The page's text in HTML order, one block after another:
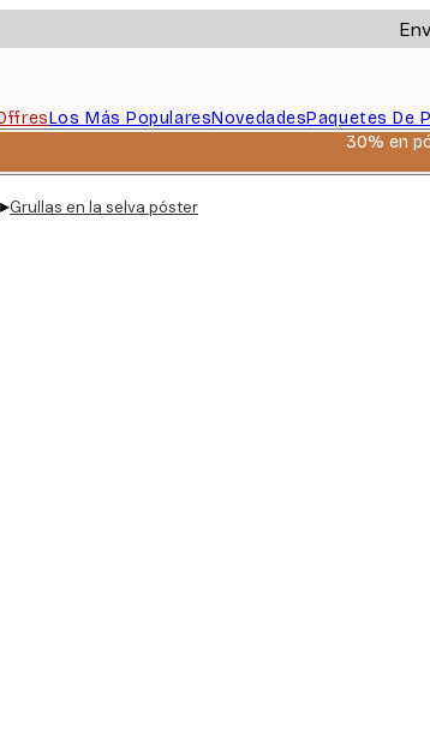
Los Más PopularesNovedadesPaquetes De
30% en
▸Grullas en la selva póster